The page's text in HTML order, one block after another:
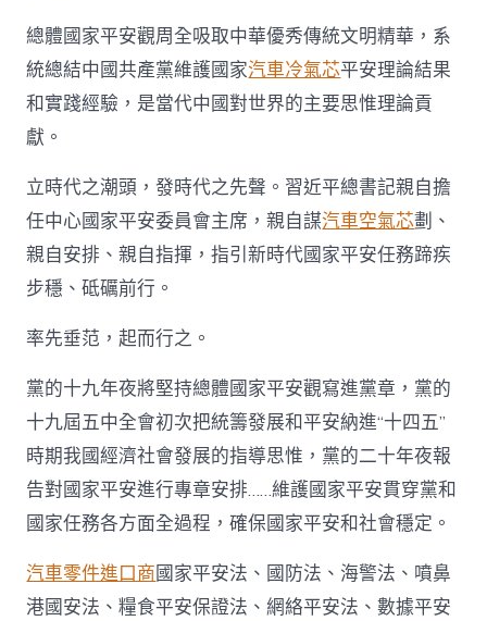
總體國家平安觀周全吸取中華優秀傳統文明精華，系
統總結中國共產黨維護國家汽車冷氣芯平安理論結果
和實踐經驗，是當代中國對世界的主要思惟理論貢
獻。
立時代之潮頭，發時代之先聲。習近平總書記親自擔
任中心國家平安委員會主席，親自謀汽車空氣芯劃、
親自安排、親自指揮，指引新時代國家平安任務蹄疾
步穩、砥礪前行。
率先垂范，起而行之。
黨的十九年夜將堅持總體國家平安觀寫進黨章，黨的
十九屆五中全會初次把統籌發展和平安納進“十四五”
時期我國經濟社會發展的指導思惟，黨的二十年夜報
告對國家平安進行專章安排……維護國家平安貫穿黨和
國家任務各方面全過程，確保國家平安和社會穩定。
汽車零件進口商國家平安法、國防法、海警法、噴鼻
港國安法、糧食平安保證法、網絡平安法、數據平安